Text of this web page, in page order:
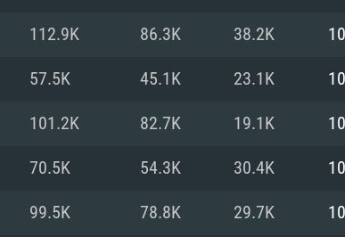
Linux
양
: Windows 10/11 (64 bit)
: Intel Core i5 또는 Ryzen 5 3600
양
: Mac OS Big Sur 11.0
: Core i7 (Intel Xeon 은 지원하
양
: Ubuntu 20.04 64bit
: Intel Core i7
112.9K 86.3K 38.2K
57.5K 45.1K 23.1K
101.2K 82.7K 19.1K
70.5K 54.3K 30.4K
99.5K 78.8K 29.7K